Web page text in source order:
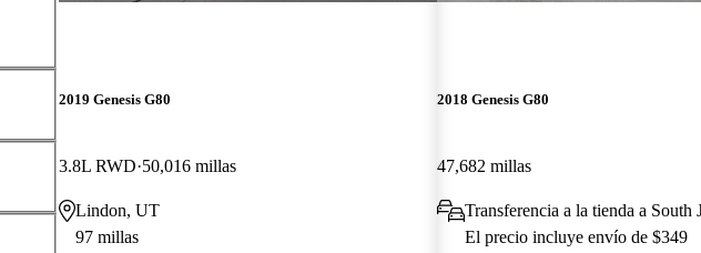
2019 Genesis G80
3.8L RWD 50,016 millas
Lindon, UT
97 millas
2018 Genesis G80
47,682 millas
Transferencia a la tienda a South
El precio incluye envío de $349